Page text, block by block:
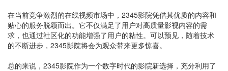
在当前竞争激烈的在线视频市场中，2345影院凭借其优质的内容和
贴心的服务脱颖而出。它不仅满足了用户对高质量影视内容的需
求，也通过社区化的功能增强了用户的粘性。可以预见，随着技术
的不断进步，2345影院将会为观众带来更多惊喜。
总的来说，2345影院作为一个数字时代的影院新选择，充分利用了